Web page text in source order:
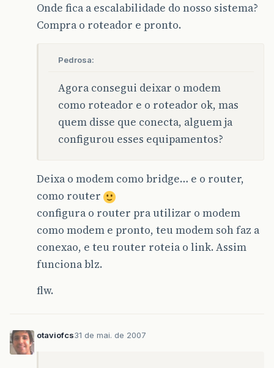
Onde fica a escalabilidade do nosso sistema?
Compra o roteador e pronto.
Pedrosa:
Agora consegui deixar o modem
como roteador e o roteador ok, mas
quem disse que conecta, alguem ja
configurou esses equipamentos?
Deixa o modem como bridge… e o router,
como router
configura o router pra utilizar o modem
como modem e pronto, teu modem soh faz a
conexao, e teu router roteia o link. Assim
funciona blz.
flw.
otaviofcs31 de mai. de 2007